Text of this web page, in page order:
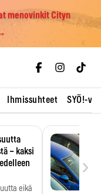
menovinkit Cityn
Ihmissuhteet SYÖ!-
– kaksi
eikä
›